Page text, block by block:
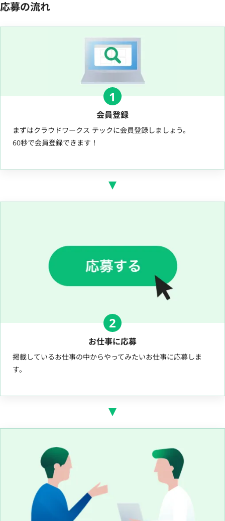
応募の流れ
1
会員登録
まずはクラウドワークス テックに会員登録しましょう。
60秒で会員登録できます！
2
お仕事に応募
掲載しているお仕事の中からやってみたいお仕事に応募しま
す。